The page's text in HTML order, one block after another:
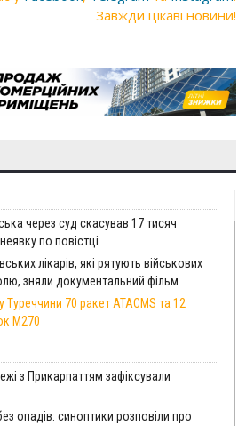
Завжди цікаві новини!
через суд скасував 17 тисяч
по повістці
лікарів, які рятують військових
зняли документальний фільм
Туреччини 70 ракет ATACMS та 12
M270
з Прикарпаттям зафіксували
опадів: синоптики розповіли про